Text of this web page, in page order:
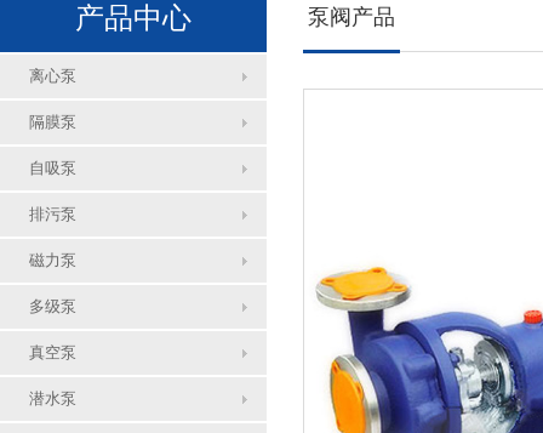
产品中心
离心泵
隔膜泵
自吸泵
排污泵
磁力泵
多级泵
真空泵
潜水泵
泵阀产品